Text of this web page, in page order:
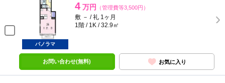
4 万円 （管理費等3,500円）
敷 － / 礼 1ヶ月
1階 / 1K / 32.9㎡
パノラマ
お問い合わせ(無料) お気に入り